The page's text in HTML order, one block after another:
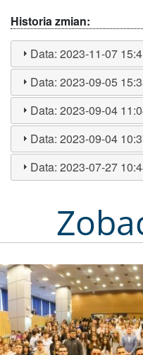
Historia zmian:
Data:2023-11-07
Data:2023-09-05
Data:2023-09-04
Data:2023-09-04
Data:2023-07-27
Obraz